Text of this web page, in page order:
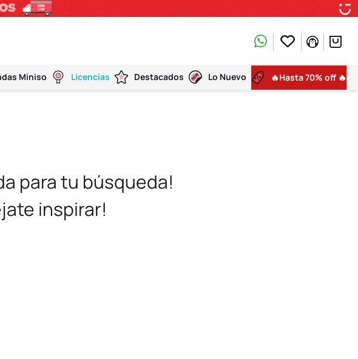
Miniso Licencias Destacados Lo Nuevo 🔥Hasta 70% off 🔥
para tu búsqueda!
inspirar!